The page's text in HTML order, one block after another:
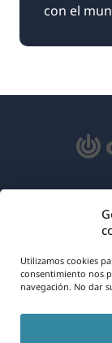
Utilizamos cookies
consentimiento nos
navegación. No dar
con el